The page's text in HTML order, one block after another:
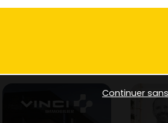
Continuer